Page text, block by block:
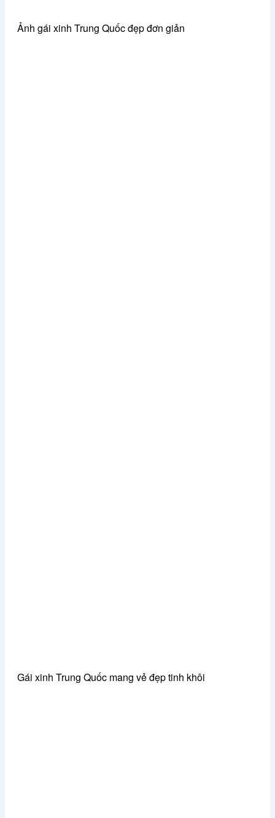
Ảnh gái xinh Trung Quốc đẹp đơn giản
Gái xinh Trung Quốc mang vẻ đẹp tinh khôi